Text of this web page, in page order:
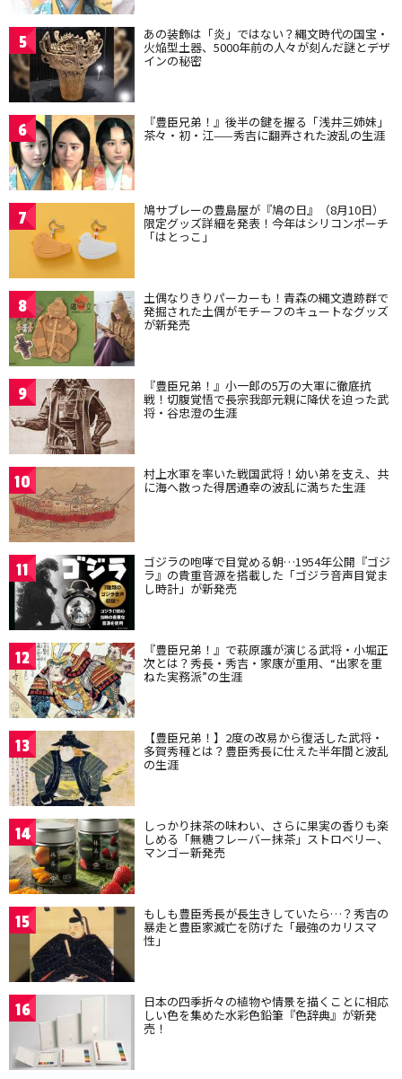
5 あの装飾は「炎」ではない？縄文時代の国宝・
火焔型土器、5000年前の人々が刻んだ謎とデザ
インの秘密
6 『豊臣兄弟！』後半の鍵を握る「浅井三姉妹」
茶々・初・江——秀吉に翻弄された波乱の生涯
7 鳩サブレーの豊島屋が『鳩の日』（8月10日）
限定グッズ詳細を発表！今年はシリコンポーチ
「はとっこ」
8 土偶なりきりパーカーも！青森の縄文遺跡群で
発掘された土偶がモチーフのキュートなグッズ
が新発売
9 『豊臣兄弟！』小一郎の5万の大軍に徹底抗
戦！切腹覚悟で長宗我部元親に降伏を迫った武
将・谷忠澄の生涯
10 村上水軍を率いた戦国武将！幼い弟を支え、共
に海へ散った得居通幸の波乱に満ちた生涯
11 ゴジラの咆哮で目覚める朝…1954年公開『ゴジ
ラ』の貴重音源を搭載した「ゴジラ音声目覚ま
し時計」が新発売
12 『豊臣兄弟！』で萩原護が演じる武将・小堀正
次とは？秀長・秀吉・家康が重用、“出家を重
ねた実務派”の生涯
13 【豊臣兄弟！】2度の改易から復活した武将・
多賀秀種とは？豊臣秀長に仕えた半年間と波乱
の生涯
14 しっかり抹茶の味わい、さらに果実の香りも楽
しめる「無糖フレーバー抹茶」ストロベリー、
マンゴー新発売
15 もしも豊臣秀長が長生きしていたら…？秀吉の
暴走と豊臣家滅亡を防げた「最強のカリスマ
性」
16 日本の四季折々の植物や情景を描くことに相応
しい色を集めた水彩色鉛筆『色辞典』が新発
売！